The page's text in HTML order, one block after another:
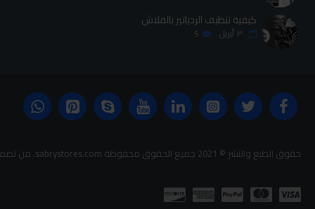
كيفية تنظيف الردياتير بالفلاش
٣٠ أبريل 5
حقوق الطبع والنشر © 2021 جميع الحقوق محفوظة sabrystores.com. من تصميم-